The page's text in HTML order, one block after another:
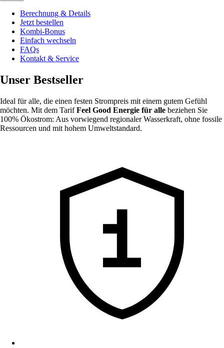
Berechnung & Details
Jetzt bestellen
Kombi-Bonus
Einfach wechseln
FAQs
Kontakt & Service
Unser Bestseller
Ideal für alle, die einen festen Strompreis mit einem gutem Gefühl
möchten. Mit dem TarifFeel Good Energie für alle beziehen Sie
100% Ökostrom: Aus vorwiegend regionaler Wasserkraft, ohne fossile
Ressourcen und mit hohem Umweltstandard.